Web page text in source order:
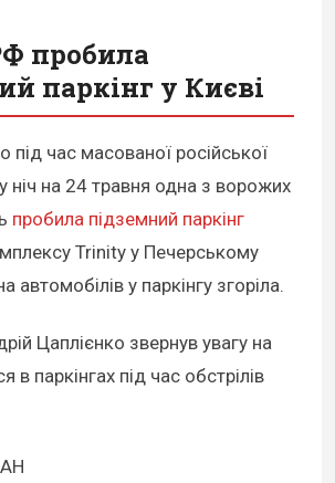
пробила
паркінг у Києві
час масованої російської
ніч на 24 травня одна з ворожих
пробила підземний паркінг
Trinity у Печерському
автомобілів у паркінгу згоріла.
Цаплієнко звернув увагу на
в паркінгах під час обстрілів